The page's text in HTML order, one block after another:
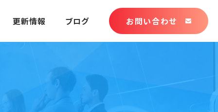
更新情報 ブログ お問い合わせ